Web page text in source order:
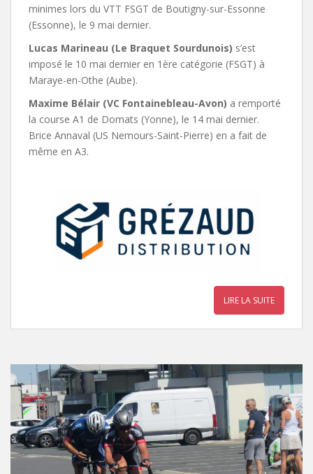
minimes lors du VTT FSGT de Boutigny-sur-Essonne
(Essonne), le 9 mai dernier.
Lucas Marineau (Le Braquet Sourdunois) s’est
imposé le 10 mai dernier en 1ère catégorie (FSGT) à
Maraye-en-Othe (Aube).
Maxime Bélair (VC Fontainebleau-Avon) a remporté
la course A1 de Domats (Yonne), le 14 mai dernier.
Brice Annaval (US Nemours-Saint-Pierre) en a fait de
même en A3.
LIRE LA SUITE